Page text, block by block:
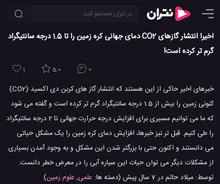
اخیرا انتشار گازهای CO2 دمای جهانی کره زمین را تا 1.5 درجه سانتیگراد
گرم تر کرده است!
1 5.0 0
خبرهای اخیر حاکی از این هستند که انتشار گاز های کربن دی اکسید (CO2)
کنونی زمین را بیش از 1.5 درجه سانتیگراد گرم تر کرده است و گفته می شود
که ما می توانیم مسیری برای افزایش درجه حرارت جهانی تا 2 درجه سانتیگراد
را طی کنیم. قبل تر نیز خبرها، افزایش دمای کره زمین را یک مشکل حیاتی
می دانستند و اکنون حتی با بزرگتر شدن این مشکل و به وجود آمدن بسیاری
از مشکلات دیگر می توان حیات این سیاره آبی را در معرض خطر دانست.
توسط: میلاد حاتمدر7 سال پیش (دسته ها: علمی, علوم زمین)